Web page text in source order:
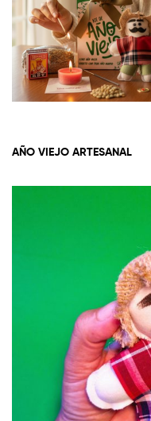
AÑO VIEJO ARTESANAL